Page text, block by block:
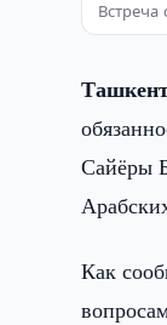
Сайёры
Как